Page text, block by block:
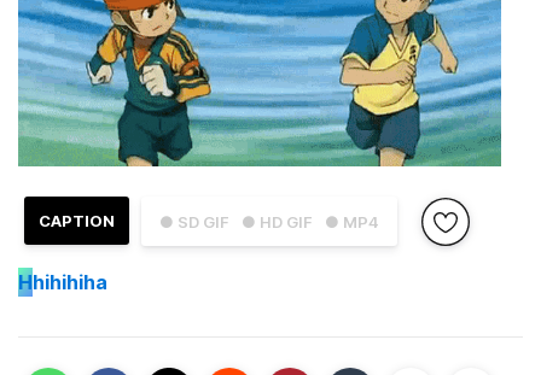
● SD GIF ● HD GIF ● MP4
CAPTION
Hhihihiha